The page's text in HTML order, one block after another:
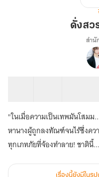
สวรรค์
บัญชา
ดั่งสว
สำ
"ในเมื่อความเป็นเทพมันโสมม
หานางผู้ถูกลงทัณฑ์จนไร้ซึ่งคว
ทุกเภทภัยที่จ้องทำลาย! ชาตินี้
เรื่องนี้ยังมีในรู